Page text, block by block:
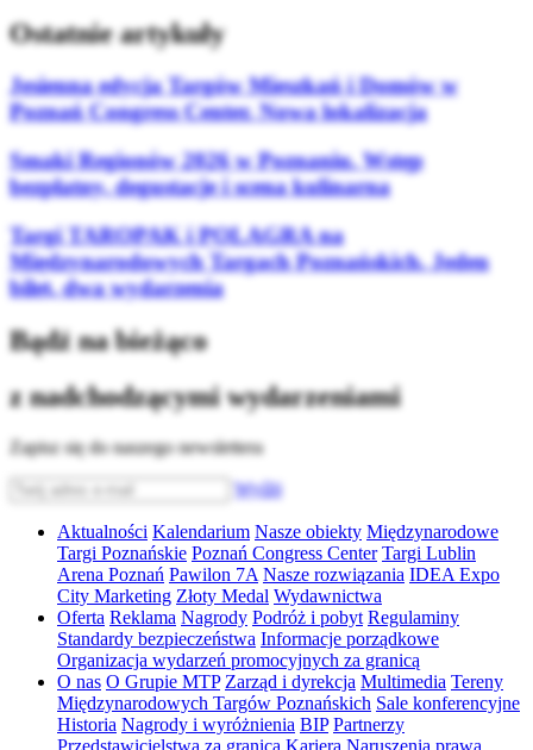
Ostatnie artykuły
Jesienna edycja Targów Mieszkań i Domów w
Poznań Congress Center. Nowa lokalizacja
Smaki Regionów 2026 w Poznaniu. Wstęp
bezpłatny, degustacje i scena kulinarna
Targi TAROPAK i POLAGRA na
Międzynarodowych Targach Poznańskich. Jeden
bilet, dwa wydarzenia
Bądź na bieżąco
z nadchodzącymi wydarzeniami
Zapisz się do naszego newslettera
Wyślij
Aktualności Kalendarium Nasze obiekty Międzynarodowe
Targi Poznańskie Poznań Congress Center Targi Lublin
Arena Poznań Pawilon 7A Nasze rozwiązania IDEA Expo
City Marketing Złoty Medal Wydawnictwa
Oferta Reklama Nagrody Podróż i pobyt Regulaminy
Standardy bezpieczeństwa Informacje porządkowe
Organizacja wydarzeń promocyjnych za granicą
O nas O Grupie MTP Zarząd i dyrekcja Multimedia Tereny
Międzynarodowych Targów Poznańskich Sale konferencyjne
Historia Nagrody i wyróżnienia BIP Partnerzy
Przedstawicielstwa za granicą Kariera Naruszenia prawa